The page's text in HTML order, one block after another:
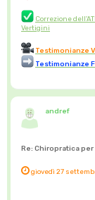
Correzione
Vertigini
Testimonianze
Testimonianze
andref
Re: Chiropratica
giovedì 27